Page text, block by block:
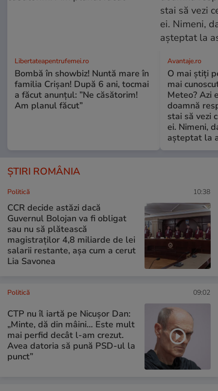
Libertateapentrufemei.ro
Bombă în showbiz! Nuntă mare în
familia Crișan! După 6 ani, tocmai
a făcut anunțul: ”Ne căsătorim!
Am planul făcut”
Avantaje.ro
O mai știți
mai
Meteo? Azi
doamnă
stai să vezi
ei. Nimeni,
așteptat la
ȘTIRI ROMÂNIA
Politică 10:38
CCR decide astăzi dacă
Guvernul Bolojan va fi obligat
sau nu să plătească
magistraților 4,8 miliarde de lei
salarii restante, așa cum a cerut
Lia Savonea
Politică 09:02
CTP nu îl iartă pe Nicușor Dan:
„Minte, dă din mâini… Este mult
mai perfid decât l-am crezut.
Avea datoria să pună PSD-ul la
punct”